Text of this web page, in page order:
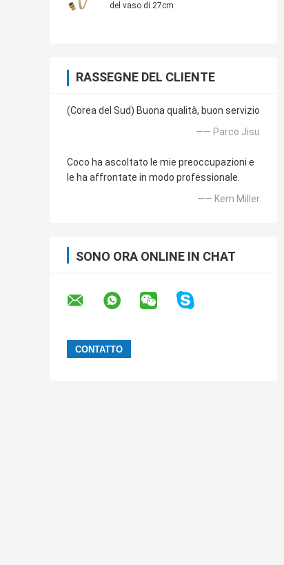
del vaso di 27cm
RASSEGNE DEL CLIENTE
(Corea del Sud) Buona qualità, buon servizio
—— Parco Jisu
Coco ha ascoltato le mie preoccupazioni e
le ha affrontate in modo professionale.
—— Kem Miller
SONO ORA ONLINE IN CHAT